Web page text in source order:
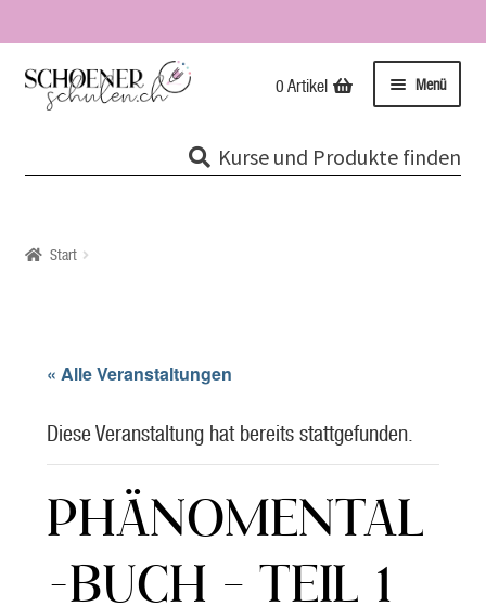
Zur
Navigation
Zum
Inhalt
Menü
Evolutionspädagogik®
0 Artikel
Kurse und Produkte finden
Start
« Alle Veranstaltungen
Diese Veranstaltung hat bereits stattgefunden.
PHÄNOMENTAL
-BUCH – TEIL 1